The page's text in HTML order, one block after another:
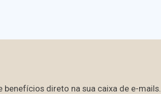
direto na sua caixa de e-mails.